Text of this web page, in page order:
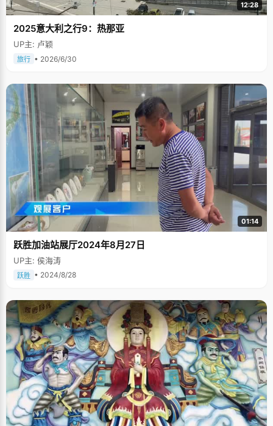
12:28
2025意大利之行9：热那亚
UP主: 卢颖
旅行 • 2026/6/30
01:14
跃胜加油站展厅2024年8月27日
UP主: 侯海涛
跃胜 • 2024/8/28